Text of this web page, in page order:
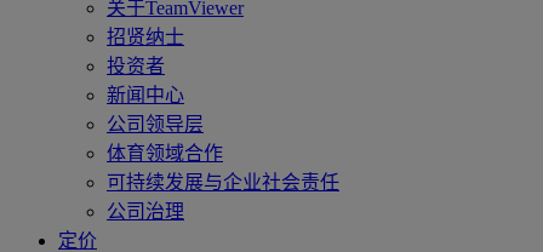
关于TeamViewer
招贤纳士
投资者
新闻中心
公司领导层
体育领域合作
可持续发展与企业社会责任
公司治理
定价